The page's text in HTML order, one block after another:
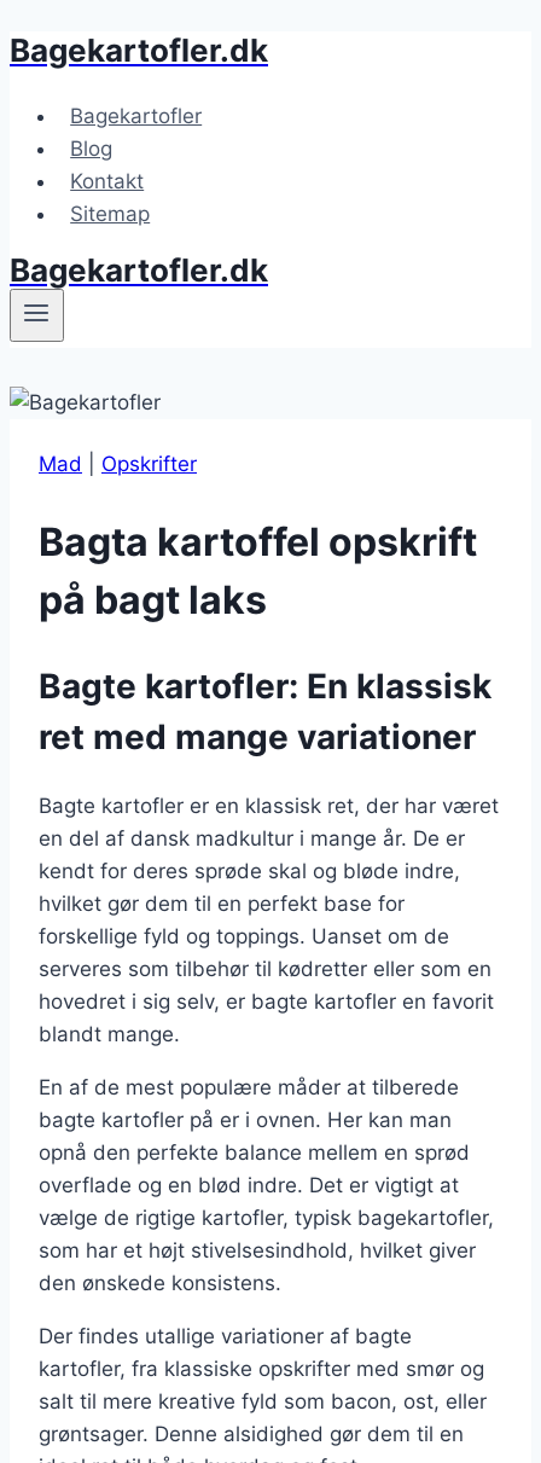
Fortsæt
indhold
Bagekartofler.dk
Bagekartofler
Blog
Kontakt
Sitemap
Bagekartofler.dk
Mad Opskrifter
Bagta kartoffel opskrift
på bagt laks
Bagte kartofler: En klassisk
ret med mange variationer
Bagte kartofler er en klassisk ret, der har været
en del af dansk madkultur i mange år. De er
kendt for deres sprøde skal og bløde indre,
hvilket gør dem til en perfekt base for
forskellige fyld og toppings. Uanset om de
serveres som tilbehør til kødretter eller som en
hovedret i sig selv, er bagte kartofler en favorit
blandt mange.
En af de mest populære måder at tilberede
bagte kartofler på er i ovnen. Her kan man
opnå den perfekte balance mellem en sprød
overflade og en blød indre. Det er vigtigt at
vælge de rigtige kartofler, typisk bagekartofler,
som har et højt stivelsesindhold, hvilket giver
den ønskede konsistens.
Der findes utallige variationer af bagte
kartofler, fra klassiske opskrifter med smør og
salt til mere kreative fyld som bacon, ost, eller
grøntsager. Denne alsidighed gør dem til en